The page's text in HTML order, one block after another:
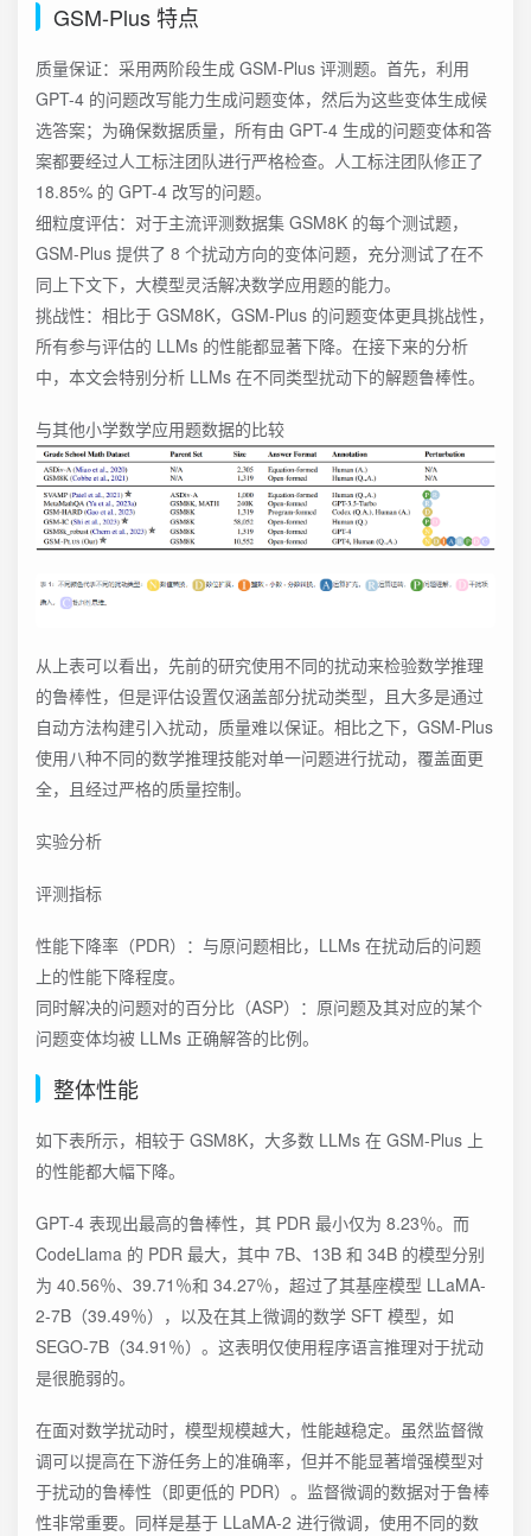
GSM-Plus 特点
质量保证：采用两阶段生成 GSM-Plus 评测题。首先，利用
GPT-4 的问题改写能力生成问题变体，然后为这些变体生成候
选答案；为确保数据质量，所有由 GPT-4 生成的问题变体和答
案都要经过人工标注团队进行严格检查。人工标注团队修正了
18.85% 的 GPT-4 改写的问题。
细粒度评估：对于主流评测数据集 GSM8K 的每个测试题，
GSM-Plus 提供了 8 个扰动方向的变体问题，充分测试了在不
同上下文下，大模型灵活解决数学应用题的能力。
挑战性：相比于 GSM8K，GSM-Plus 的问题变体更具挑战性，
所有参与评估的 LLMs 的性能都显著下降。在接下来的分析
中，本文会特别分析 LLMs 在不同类型扰动下的解题鲁棒性。
与其他小学数学应用题数据的比较
从上表可以看出，先前的研究使用不同的扰动来检验数学推理
的鲁棒性，但是评估设置仅涵盖部分扰动类型，且大多是通过
自动方法构建引入扰动，质量难以保证。相比之下，GSM-Plus
使用八种不同的数学推理技能对单一问题进行扰动，覆盖面更
全，且经过严格的质量控制。
实验分析
评测指标
性能下降率（PDR）：与原问题相比，LLMs 在扰动后的问题
上的性能下降程度。
同时解决的问题对的百分比（ASP）：原问题及其对应的某个
问题变体均被 LLMs 正确解答的比例。
整体性能
如下表所示，相较于 GSM8K，大多数 LLMs 在 GSM-Plus 上
的性能都大幅下降。
GPT-4 表现出最高的鲁棒性，其 PDR 最小仅为 8.23％。而
CodeLlama 的 PDR 最大，其中 7B、13B 和 34B 的模型分别
为 40.56％、39.71％和 34.27％，超过了其基座模型 LLaMA-
2-7B（39.49％），以及在其上微调的数学 SFT 模型，如
SEGO-7B（34.91％）。这表明仅使用程序语言推理对于扰动
是很脆弱的。
在面对数学扰动时，模型规模越大，性能越稳定。虽然监督微
调可以提高在下游任务上的准确率，但并不能显著增强模型对
于扰动的鲁棒性（即更低的 PDR）。监督微调的数据对于鲁棒
性非常重要。同样是基于 LLaMA-2 进行微调，使用不同的数